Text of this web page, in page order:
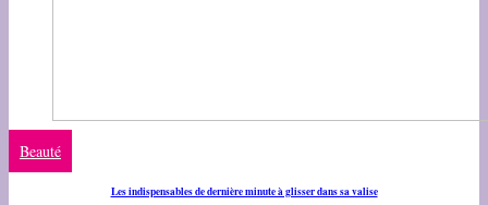
Beauté
Les indispensables de dernière minute à glisser dans sa valise